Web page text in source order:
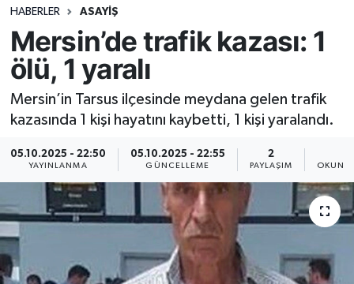
HABERLER ASAYIŞ
Mersin’de trafik kazası: 1
ölü, 1 yaralı
Mersin’in Tarsus ilçesinde meydana gelen trafik
kazasında 1 kişi hayatını kaybetti, 1 kişi yaralandı.
05.10.2025 - 22:50
YAYINLANMA
05.10.2025 - 22:55
GÜNCELLEME
2
PAYLAŞIM
Ekonomi
Gündem
Kültür-Sanat
Siyaset
Haber Arşivi